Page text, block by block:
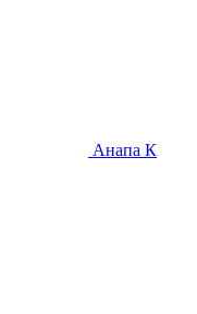
Анапа К